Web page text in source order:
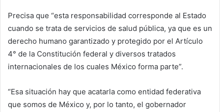
Precisa que “esta responsabilidad corresponde al Estado
cuando se trata de servicios de salud pública, ya que es un
derecho humano garantizado y protegido por el Artículo
4° de la Constitución federal y diversos tratados
internacionales de los cuales México forma parte”.
“Esa situación hay que acatarla como entidad federativa
que somos de México y, por lo tanto, el gobernador